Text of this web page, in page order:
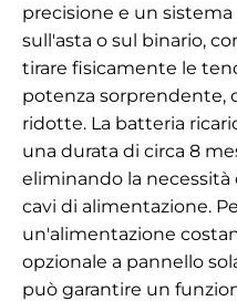
precisione e un
sull'asta o sul binario,
tirare fisicamente le
potenza sorprendente,
ridotte. La batteria
una durata di circa 8
eliminando la
cavi di alimentazione.
un'alimentazione
opzionale a pannello
può garantire un